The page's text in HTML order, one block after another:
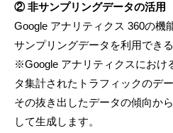
② 非サンプリングデータの活用
Google アナリティクス 360の機
サンプリングデータを利用でき
※Google アナリティクスにおけ
タ集計されたトラフィックのデ
その抜き出したデータの傾向か
して生成します。